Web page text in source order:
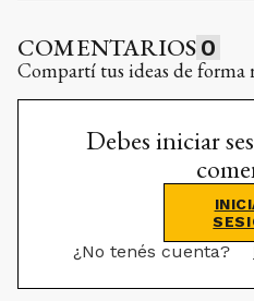
COMENTARIOS 0
Compartí tus ideas de forma
Debes iniciar
¿No tenés cuenta?